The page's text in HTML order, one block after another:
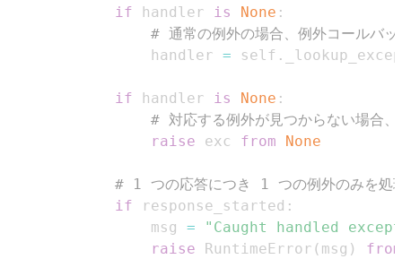
if handler is None :
# 通常の例外の場合、例外コールバ
                handler
= self .
if handler is None :
# 対応する例外が見つからない場合
raise exc from None
# 1 つの応答につき 1 つの例外のみを処
if response_started :
                msg
=
"Caught handled
raise RuntimeError ( msg ) from